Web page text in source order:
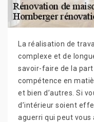
La réalisation de
complexe et de
savoir-faire de la
compétence en
et bien d’autres. Si
d’intérieur soient
aguerri qui peut